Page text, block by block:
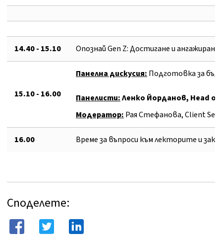
14.40- 15.10 Опознай Gen Z: Достигане и
15.10- 16.00
Панелна дискусия: Подготовка за
Панелисти:Ленко Йорданов, Head of
Модератор: Рая Стефанова, Client
16.00 Време за въпроси към лекторите и
Споделете: